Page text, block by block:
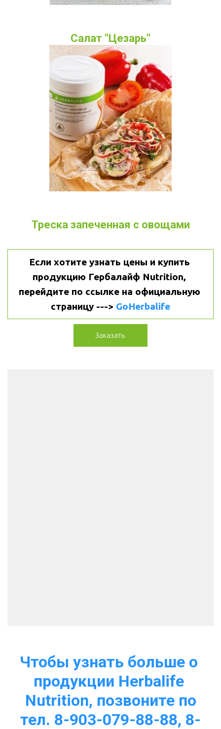
Салат "Цезарь"
Треска запеченная с овощами
Если хотите узнать цены и купить
продукцию Гербалайф Nutrition,
перейдите по ссылке на официальную
страницу ---> GoHerbalife
Заказать
Чтобы узнать больше о
продукции Herbalife
Nutrition, позвоните по
тел. 8-903-079-88-88, 8-